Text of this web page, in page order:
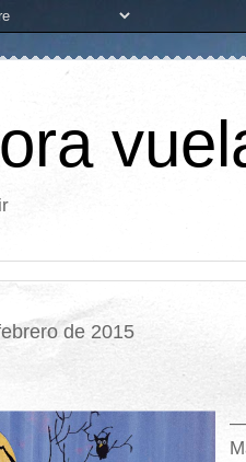
de 2015